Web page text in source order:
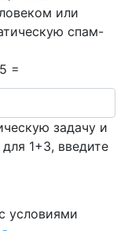
или
спам-
=
задачу и
1+3, введите
условиями